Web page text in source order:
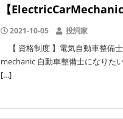
【
2021-10-05 投詞家
【 資格制度 】電気自動車整備
mechanic 自動車整備士になりた
[…]